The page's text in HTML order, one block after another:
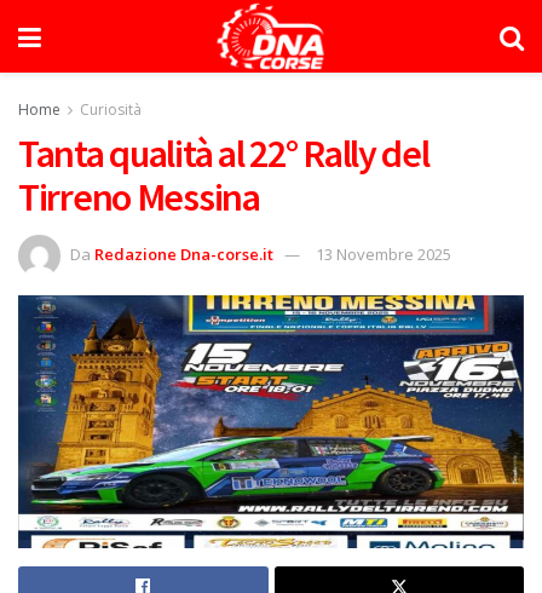
Home Curiosità
Tanta qualità al 22° Rally del
Tirreno Messina
Da Redazione Dna-corse.it 13 Novembre 2025